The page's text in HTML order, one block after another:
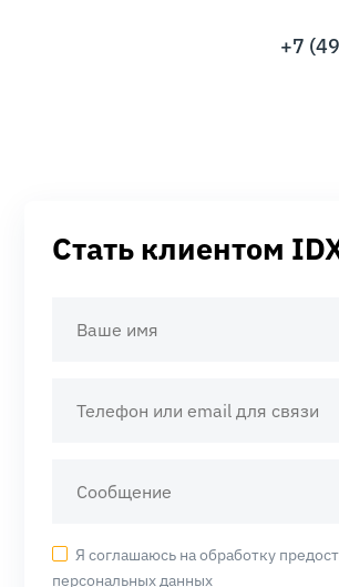
+7
Стать клиентом
Я соглашаюсь на обработку
персональных данных